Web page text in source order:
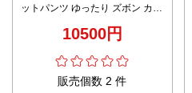
ットパンツ ゆったり ズボン カジ
10500円
販売個数 2 件